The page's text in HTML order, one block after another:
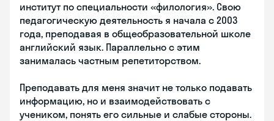
институт по специальности «филология». Свою
педагогическую деятельность я начала с 2003
года, преподавая в общеобразовательной школе
английский язык. Параллельно с этим
занималась частным репетиторством.
Преподавать для меня значит не только подавать
информацию, но и взаимодействовать с
учеником, понять его сильные и слабые стороны.